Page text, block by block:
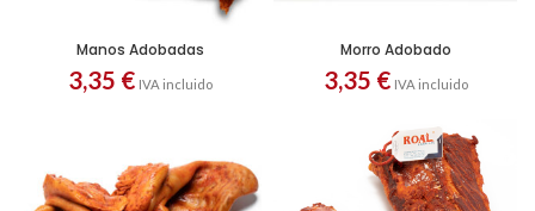
Manos Adobadas
3,35 € IVA incluido
Morro Adobado
3,35 € IVA incluido